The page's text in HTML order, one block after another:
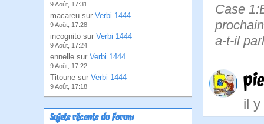
9 Août, 17:31
macareu sur Verbi 1444
9 Août, 17:28
incognito sur Verbi 1444
9 Août, 17:24
ennelle sur Verbi 1444
9 Août, 17:22
Titoune sur Verbi 1444
9 Août, 17:18
Sujets récents du Forum
Case
a-t-il
il y